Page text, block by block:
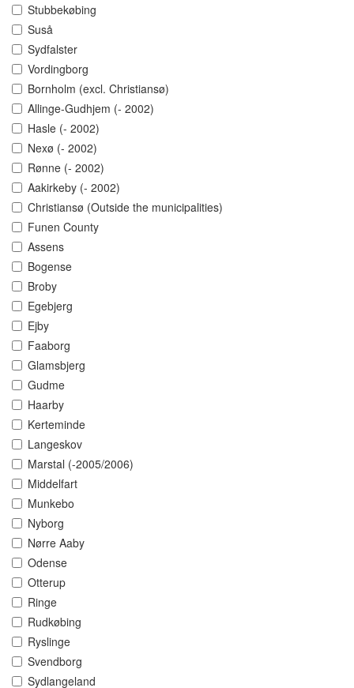
Stubbekøbing
Suså
Sydfalster
Vordingborg
Bornholm (excl. Christiansø)
Allinge-Gudhjem (- 2002)
Hasle (- 2002)
Nexø (- 2002)
Rønne (- 2002)
Aakirkeby (- 2002)
Christiansø (Outside the municipalities)
Funen County
Assens
Bogense
Broby
Egebjerg
Ejby
Faaborg
Glamsbjerg
Gudme
Haarby
Kerteminde
Langeskov
Marstal (-2005/2006)
Middelfart
Munkebo
Nyborg
Nørre Aaby
Odense
Otterup
Ringe
Rudkøbing
Ryslinge
Svendborg
Sydlangeland